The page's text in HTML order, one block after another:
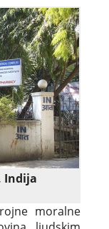
Indija
moralne